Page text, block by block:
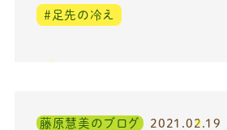
＃足先の冷え
藤原慧美のブログ 2021.02.19